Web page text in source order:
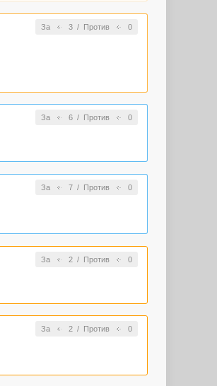
За 3/ Против 0
За 6/ Против 0
За 7/ Против 0
За 2/ Против 0
За 2/ Против 0